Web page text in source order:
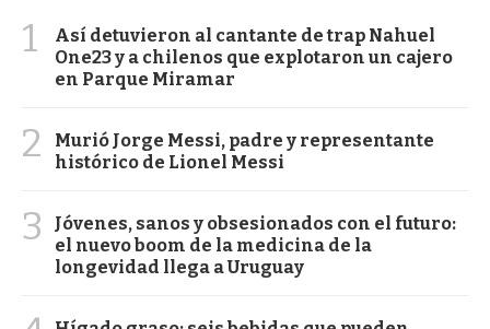
1
Así detuvieron al cantante de trap Nahuel
One23 y a chilenos que explotaron un cajero
en Parque Miramar
2
Murió Jorge Messi, padre y representante
histórico de Lionel Messi
3
Jóvenes, sanos y obsesionados con el futuro:
el nuevo boom de la medicina de la
longevidad llega a Uruguay